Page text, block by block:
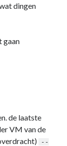
dingen
gaan
de laatste
VM van de
--